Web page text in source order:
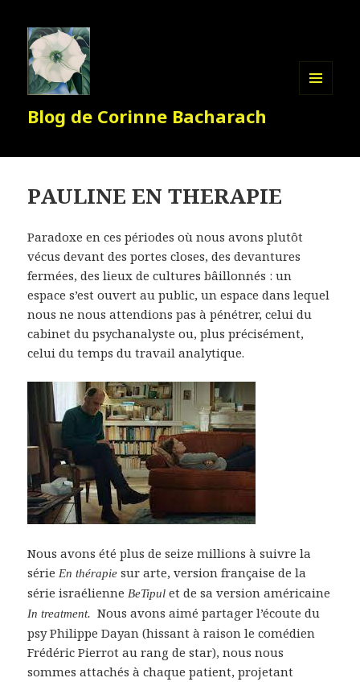
Blog de Corinne Bacharach
PAULINE EN THERAPIE
Paradoxe en ces périodes où nous avons plutôt
vécus devant des portes closes, des devantures
fermées, des lieux de cultures bâillonnés : un
espace s’est ouvert au public, un espace dans lequel
nous ne nous attendions pas à pénétrer, celui du
cabinet du psychanalyste ou, plus précisément,
celui du temps du travail analytique.
Nous avons été plus de seize millions à suivre la
sérieEn thérapiesur arte, version française de la
série israélienneBeTipulet de sa version américaine
In treatment. Nous avons aimé partager l’écoute du
psy Philippe Dayan (hissant à raison le comédien
Frédéric Pierrot au rang de star), nous nous
sommes attachés à chaque patient, projetant